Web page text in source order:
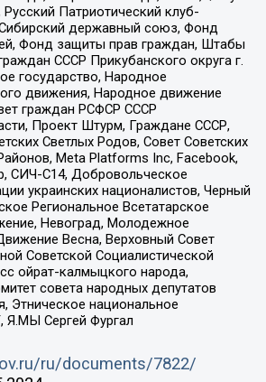
Патриотический клуб-
державный союз, Фонд
Фонд защиты прав граждан, Штабы
СССР Прикубанского округа г.
государство, Народное
движения, Народное движение
граждан РСФСР СССР
Проект Штурм, Граждане СССР,
Светлых Родов, Совет Советских
Meta Platforms Inc, Facebook,
СИЧ-С14, Добровольческое
украинских националистов, Черный
Региональное Всетатарское
Невоград, Молодежное
Весна, Верховный Совет
Советской Социалистической
ойрат-калмыцкого народа,
совета народных депутатов
Этническое национальное
Я.МЫ Сергей Фургал
ru/documents/7822/